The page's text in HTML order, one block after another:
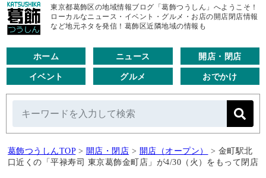
東京都葛飾区の地域情報ブログ「葛飾つうしん」へようこそ！
ローカルなニュース・イベント・グルメ・お店の開店閉店情報
など地元ネタを発信！葛飾区近隣地域の情報も
ホーム ニュース 開店・閉店
イベント グルメ おでかけ
葛飾つうしんTOP > 開店・閉店 > 開店（オープン） > 金町駅北
口近くの「平禄寿司 東京葛飾金町店」が4/30（火）をもって閉店